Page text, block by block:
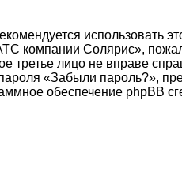
использовать
Солярис»,
лицо не вправе
«Забыли пароль?»,
обеспечение phpBB